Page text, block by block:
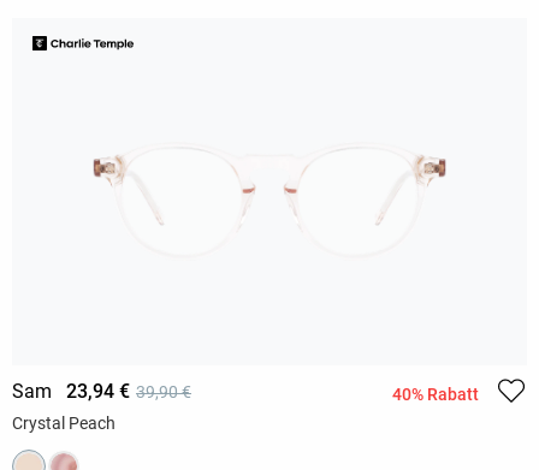
Sam 23,94 € 39,90 €
40% Rabatt
Crystal Peach